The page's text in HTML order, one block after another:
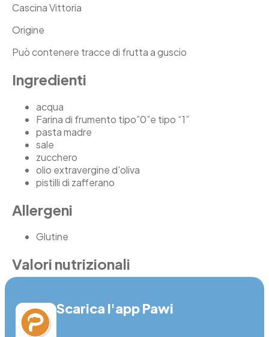
Cascina Vittoria
Origine
Può contenere tracce di frutta a guscio
Ingredienti
acqua
Farina di frumento tipo”0”e tipo “1”
pasta madre
sale
zucchero
olio extravergine d'oliva
pistilli di zafferano
Allergeni
Glutine
Valori nutrizionali
Scarica l'app Pawi